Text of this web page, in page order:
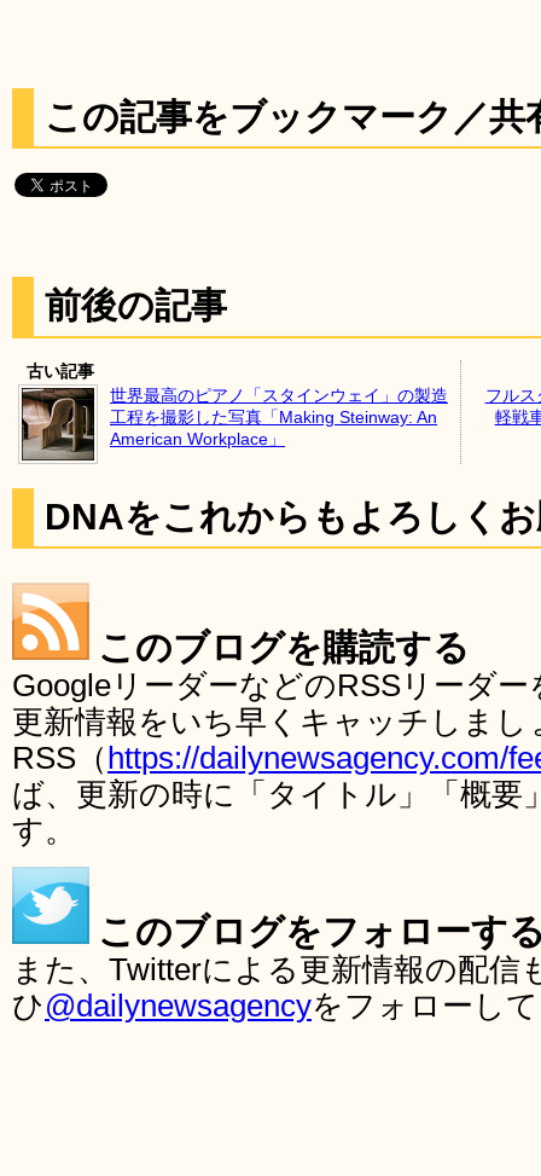
この記事をブックマーク／共
前後の記事
古い記事
世界最高のピアノ「スタインウェイ」の製造
工程を撮影した写真「Making Steinway: An
American Workplace」
フル
軽戦
DNAをこれからもよろしく
このブログを購読する
GoogleリーダーなどのRSSリーダ
更新情報をいち早くキャッチしま
RSS（ https://dailynewsagency.com/
ば、更新の時に「タイトル」「概要
す。
このブログをフォローす
また、Twitterによる更新情報の配
ひ@dailynewsagencyをフォローし